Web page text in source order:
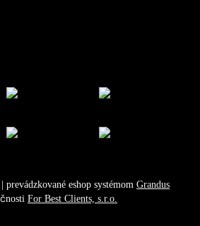
| prevádzkované eshop systémom Grandus
For Best Clients, s.r.o.